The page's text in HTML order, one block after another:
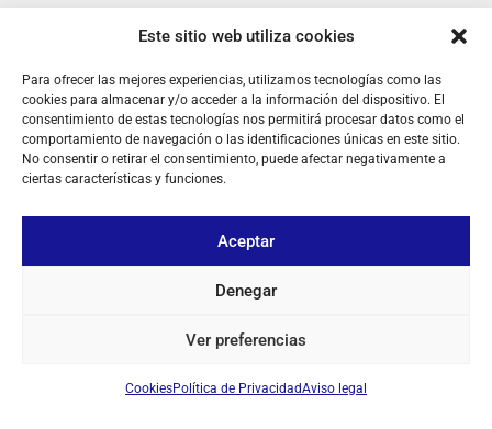
Este sitio web utiliza cookies
Para ofrecer las mejores experiencias, utilizamos tecnologías como las
cookies para almacenar y/o acceder a la información del dispositivo. El
consentimiento de estas tecnologías nos permitirá procesar datos como el
comportamiento de navegación o las identificaciones únicas en este sitio.
No consentir o retirar el consentimiento, puede afectar negativamente a
ciertas características y funciones.
Aceptar
Denegar
Ver preferencias
CookiesPolítica de PrivacidadAviso legal